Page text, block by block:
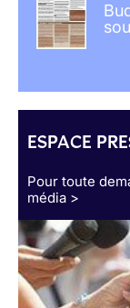
ESPACE
Pour toute
média >